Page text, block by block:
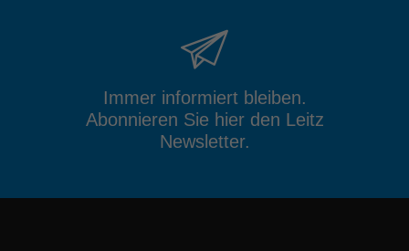
Immer informiert bleiben.
Abonnieren Sie hier den Leitz
Newsletter.